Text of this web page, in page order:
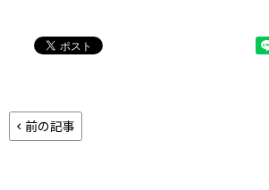
前の記事